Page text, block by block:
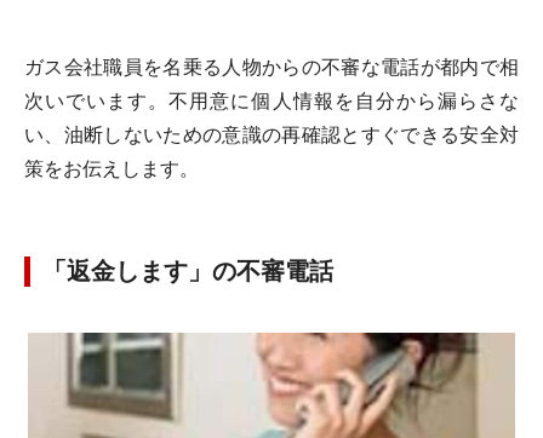
ガス会社職員を名乗る人物からの不審な電話が都内で相
次いでいます。不用意に個人情報を自分から漏らさな
い、油断しないための意識の再確認とすぐできる安全対
策をお伝えします。
「返金します」の不審電話